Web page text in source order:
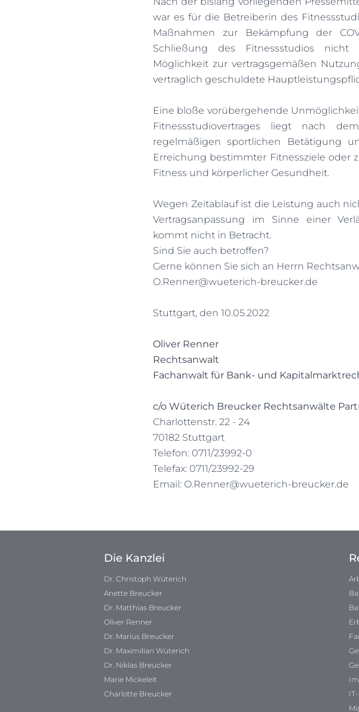
war es für die Betreiberin des
Maßnahmen zur Bekämpfung der
Schließung des Fitnessstudios
Möglichkeit zur vertragsgemäßen
vertraglich geschuldete
Eine bloße vorübergehende
Fitnessstudiovertrages liegt nach
regelmäßigen sportlichen Betätigung
Erreichung bestimmter Fitnessziele oder
Fitness und körperlicher Gesundheit.
Wegen Zeitablauf ist die Leistung auch
Vertragsanpassung im Sinne einer
kommt nicht in Betracht.
Sind Sie auch betroffen?
Gerne können Sie sich an Herrn
O.Renner@wueterich-breucker.de
Stuttgart, den 10.05.2022
Oliver Renner
Rechtsanwalt
Fachanwalt für Bank- und
c/o Wüterich Breucker Rechtsanwälte
Charlottenstr. 22 - 24
70182 Stuttgart
Telefon: 0711/23992-0
Telefax: 0711/23992-29
Email: O.Renner@wueterich-breucker.de
Die Kanzlei
Dr. Christoph Wüterich
Anette Breucker
Dr. Matthias Breucker
Oliver Renner
Dr. Marius Breucker
Dr. Maximilian Wüterich
Dr. Niklas Breucker
Marie Mickeleit
Charlotte Breucker